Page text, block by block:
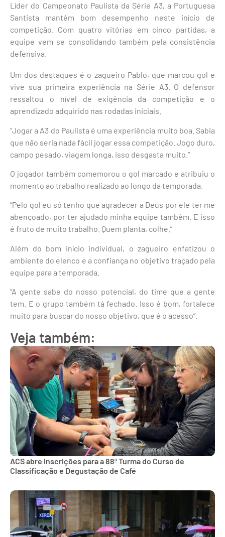
Líder do Campeonato Paulista da Série A3, a Portuguesa
Santista mantém bom desempenho neste início de
competição. Com quatro vitórias em cinco partidas, a
equipe vem se consolidando também pela consistência
defensiva.
Um dos destaques é o zagueiro Pablo, que marcou gol e
vive sua primeira experiência na Série A3. O defensor
ressaltou o nível de exigência da competição e o
aprendizado adquirido nas rodadas iniciais.
“Jogar a A3 do Paulista é uma experiência muito boa. Sabia
que não seria nada fácil jogar essa competição. Jogo duro,
campo pesado, viagem longa, isso desgasta muito.”
O jogador também comemorou o gol marcado e atribuiu o
momento ao trabalho realizado ao longo da temporada.
“Pelo gol eu só tenho que agradecer a Deus por ele ter me
abençoado, por ter ajudado minha equipe também. E isso
é fruto de muito trabalho. Quem planta, colhe.”
Além do bom início individual, o zagueiro enfatizou o
ambiente do elenco e a confiança no objetivo traçado pela
equipe para a temporada.
“A gente sabe do nosso potencial, do time que a gente
tem. E o grupo também tá fechado. Isso é bom, fortalece
muito para buscar do nosso objetivo, que é o acesso”.
Veja também:
ACS abre inscrições para a 88ª Turma do Curso de
Classificação e Degustação de Café